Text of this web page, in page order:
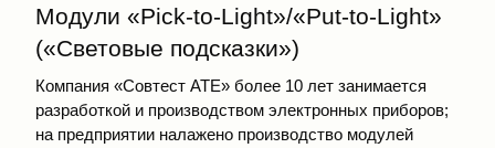
Модули «Pick-to-Light»/«Put-to-Light»
(«Световые подсказки»)
Компания «Совтест АТЕ» более 10 лет занимается
разработкой и производством электронных приборов;
на предприятии налажено производство модулей